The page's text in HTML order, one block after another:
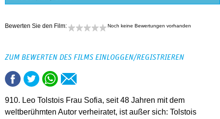
Bewerten Sie den Film: Noch keine Bewertungen vorhanden
ZUM BEWERTEN DES FILMS EINLOGGEN/REGISTRIEREN
910. Leo Tolstois Frau Sofia, seit 48 Jahren mit dem
weltberühmten Autor verheiratet, ist außer sich: Tolstois